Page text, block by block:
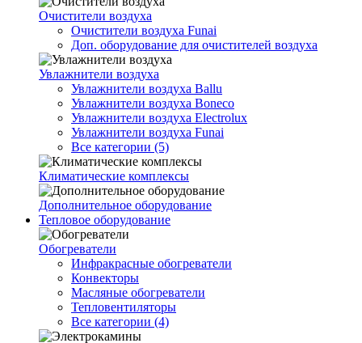
Очистители воздуха
Очистители воздуха Funai
Доп. оборудование для очистителей воздуха
Увлажнители воздуха
Увлажнители воздуха Ballu
Увлажнители воздуха Boneco
Увлажнители воздуха Electrolux
Увлажнители воздуха Funai
Все категории (5)
Климатические комплексы
Дополнительное оборудование
Тепловое оборудование
Обогреватели
Инфракрасные обогреватели
Конвекторы
Масляные обогреватели
Тепловентиляторы
Все категории (4)